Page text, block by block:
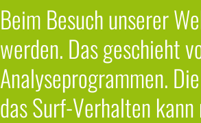
Beim Besuch unserer
werden. Das geschieht
Analyseprogrammen.
das Surf-Verhalten